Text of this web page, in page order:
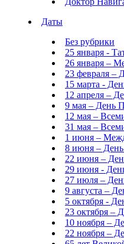
Даты
Без рубрики
25 января -
26 января –
23 февраля –
15 марта -
12 апреля –
9 мая – День
12 мая –
31 мая –
1 июня –
8 июня – День
22 июня –
29 июня -
27 июля –
9 августа –
5 октября -
23 октября –
10 ноября –
22 ноября –